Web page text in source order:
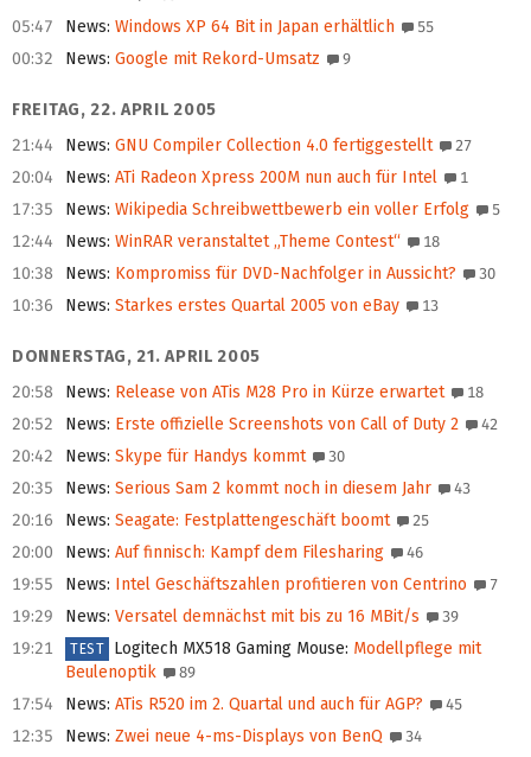
05:47 News: Windows XP 64 Bit in Japan erhältlich 55
00:32 News: Google mit Rekord-Umsatz 9
FREITAG, 22. APRIL 2005
21:44
News: GNU Compiler Collection 4.0 fertiggestellt 27
20:04 News: ATi Radeon Xpress 200M nun auch für Intel 1
17:35 News: Wikipedia Schreibwettbewerb ein voller Erfolg 5
12:44 News: WinRAR veranstaltet „Theme Contest“ 18
10:38 News: Kompromiss für DVD-Nachfolger in Aussicht? 30
10:36 News: Starkes erstes Quartal 2005 von eBay 13
DONNERSTAG, 21. APRIL 2005
20:58
News: Release von ATis M28 Pro in Kürze erwartet 18
20:52 News: Erste offizielle Screenshots von Call of Duty 2 42
20:42 News: Skype für Handys kommt 30
20:35 News: Serious Sam 2 kommt noch in diesem Jahr 43
20:16 News: Seagate: Festplattengeschäft boomt 25
20:00 News: Auf finnisch: Kampf dem Filesharing 46
19:55 News: Intel Geschäftszahlen profitieren von Centrino 7
19:29 News: Versatel demnächst mit bis zu 16 MBit/s 39
19:21 TEST Logitech MX518 Gaming Mouse: Modellpflege mit
Beulenoptik
89
17:54 News: ATis R520 im 2. Quartal und auch für AGP? 45
12:35 News: Zwei neue 4-ms-Displays von BenQ 34